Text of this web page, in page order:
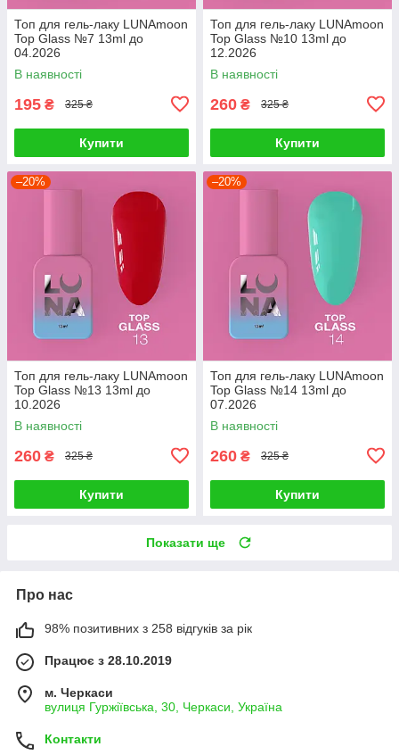
Топ для гель-лаку LUNAmoon
Top Glass №7 13ml до
04.2026
В наявності
195 ₴ 325 ₴
Купити
Топ для гель-лаку LUNAmoon
Top Glass №10 13ml до
12.2026
В наявності
260 ₴ 325 ₴
Купити
–20%
Топ для гель-лаку LUNAmoon
Top Glass №13 13ml до
10.2026
В наявності
260 ₴ 325 ₴
Купити
–20%
Топ для гель-лаку LUNAmoon
Top Glass №14 13ml до
07.2026
В наявності
260 ₴ 325 ₴
Купити
Показати ще
Про нас
98% позитивних з 258 відгуків за рік
Працює з 28.10.2019
м. Черкаси
вулиця Гуржіївська, 30, Черкаси, Україна
Контакти